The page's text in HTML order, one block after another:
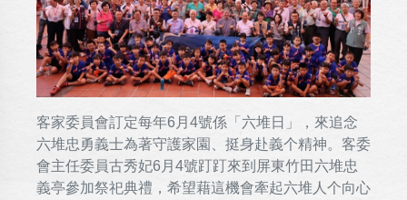
客家委員會訂定每年6月4號係「六堆日」，來追念
六堆忠勇義士為著守護家園、挺身赴義个精神。客委
會主任委員古秀妃6月4號䟓䟓來到屏東竹田六堆忠
義亭參加祭祀典禮，希望藉這機會牽起六堆人个向心